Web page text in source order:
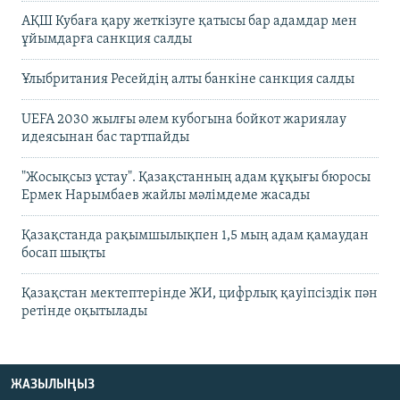
АҚШ Кубаға қару жеткізуге қатысы бар адамдар мен
ұйымдарға санкция салды
Ұлыбритания Ресейдің алты банкіне санкция салды
UEFA 2030 жылғы әлем кубогына бойкот жариялау
идеясынан бас тартпайды
"Жосықсыз ұстау". Қазақстанның адам құқығы бюросы
Ермек Нарымбаев жайлы мәлімдеме жасады
Қазақстанда рақымшылықпен 1,5 мың адам қамаудан
босап шықты
Қазақстан мектептерінде ЖИ, цифрлық қауіпсіздік пән
ретінде оқытылады
ЖАЗЫЛЫҢЫЗ